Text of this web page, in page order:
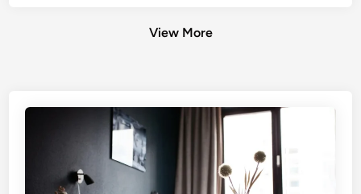
View More